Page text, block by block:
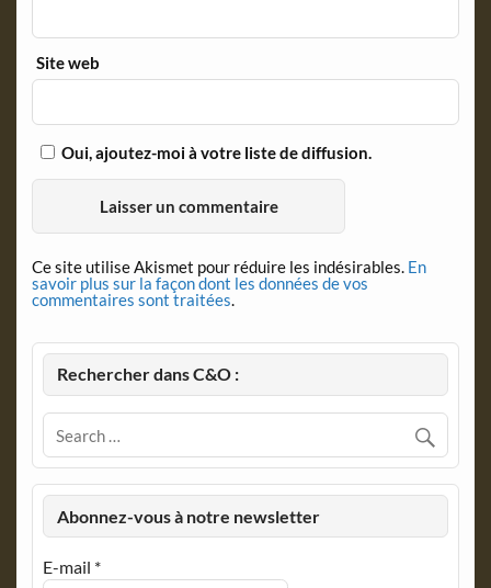
Site web
Oui, ajoutez-moi à votre liste de diffusion.
Ce site utilise Akismet pour réduire les indésirables. En
savoir plus sur la façon dont les données de vos
commentaires sont traitées.
Rechercher dans C&O :
Abonnez-vous à notre newsletter
E-mail *